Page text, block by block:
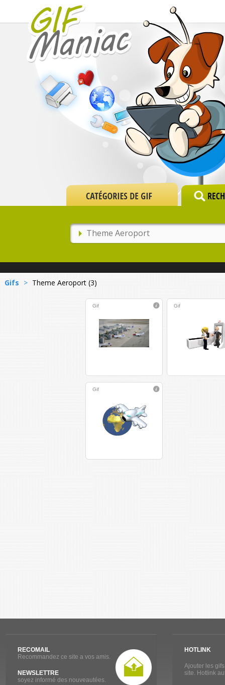
Gifs > Theme Aeroport (3)
Gif Gif
Gif
RECOMAIL
Recommandez ce site a vos amis.
NEWSLETTRE
soyez informé des nouveautées.
HOTLINK
Ajouter les
site. Hotlink